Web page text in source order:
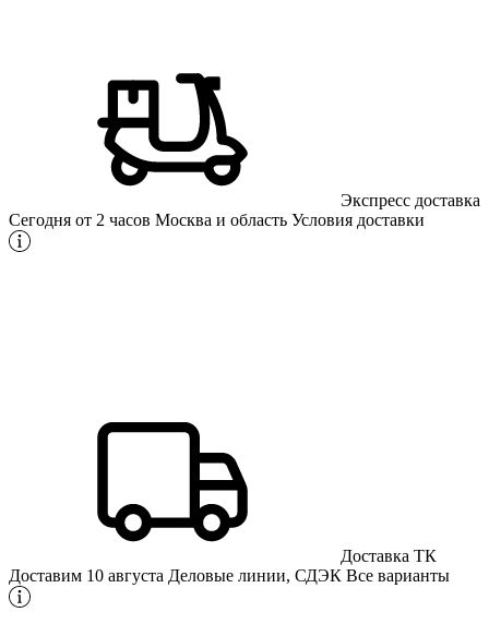
Экспресс доставка
Сегодня от 2 часов Москва и область Условия доставки
Доставка ТК
Доставим 10 августа Деловые линии, СДЭК Все варианты